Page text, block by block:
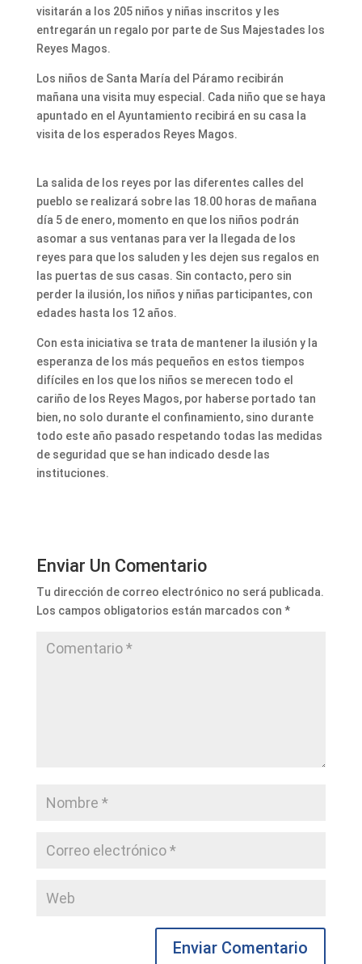
visitarán a los 205 niños y niñas inscritos y les
entregarán un regalo por parte de Sus Majestades los
Reyes Magos.
Los niños de Santa María del Páramo recibirán
mañana una visita muy especial. Cada niño que se haya
apuntado en el Ayuntamiento recibirá en su casa la
visita de los esperados Reyes Magos.
La salida de los reyes por las diferentes calles del
pueblo se realizará sobre las 18.00 horas de mañana
día 5 de enero, momento en que los niños podrán
asomar a sus ventanas para ver la llegada de los
reyes para que los saluden y les dejen sus regalos en
las puertas de sus casas. Sin contacto, pero sin
perder la ilusión, los niños y niñas participantes, con
edades hasta los 12 años.
Con esta iniciativa se trata de mantener la ilusión y la
esperanza de los más pequeños en estos tiempos
difíciles en los que los niños se merecen todo el
cariño de los Reyes Magos, por haberse portado tan
bien, no solo durante el confinamiento, sino durante
todo este año pasado respetando todas las medidas
de seguridad que se han indicado desde las
instituciones.
Enviar Un Comentario
Tu dirección de correo electrónico no será publicada.
Los campos obligatorios están marcados con *